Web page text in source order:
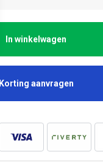
In winkelwagen
Korting aanvragen